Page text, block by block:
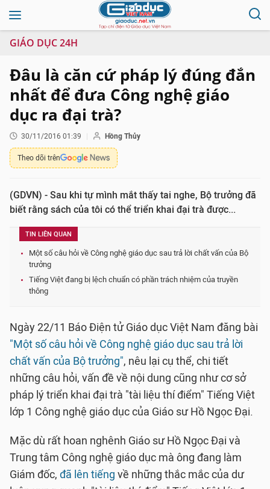
GIÁO DỤC 24H
Đâu là căn cứ pháp lý đúng đắn
nhất để đưa Công nghệ giáo
dục ra đại trà?
30/11/2016 01:39 Hồng Thủy
Theo dõi trên
(GDVN) - Sau khi tự mình mắt thấy tai nghe, Bộ trưởng đã
biết rằng sách của tôi có thể triển khai đại trà được...
TIN LIÊN QUAN
Một số câu hỏi về Công nghệ giáo dục sau trả lời chất vấn của Bộ
trưởng
Tiếng Việt đang bị lệch chuẩn có phần trách nhiệm của truyền
thông
Ngày 22/11 Báo Điện tử Giáo dục Việt Nam đăng bài
"Một số câu hỏi về Công nghệ giáo dục sau trả lời
chất vấn của Bộ trưởng", nêu lại cụ thể, chi tiết
những câu hỏi, vấn đề về nội dung cũng như cơ sở
pháp lý triển khai đại trà "tài liệu thí điểm" Tiếng Việt
lớp 1 Công nghệ giáo dục của Giáo sư Hồ Ngọc Đại.
Mặc dù rất hoan nghênh Giáo sư Hồ Ngọc Đại và
Trung tâm Công nghệ giáo dục mà ông đang làm
Giám đốc, đã lên tiếng về những thắc mắc của dư